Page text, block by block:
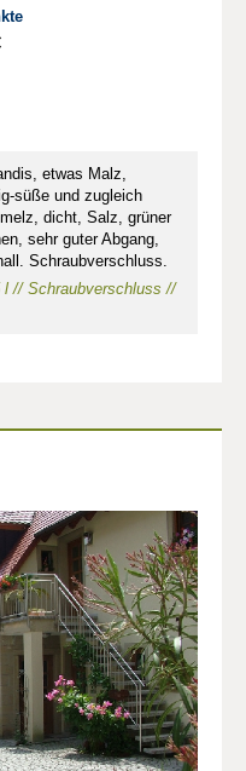
etwas Malz,
süße und zugleich
dicht, Salz, grüner
sehr guter Abgang,
Schraubverschluss.
// Schraubverschluss //